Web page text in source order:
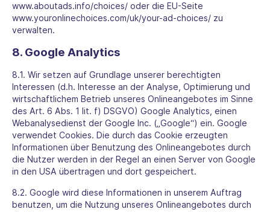
www.aboutads.info/choices/ oder die EU-Seite
www.youronlinechoices.com/uk/your-ad-choices/ zu
verwalten.
8. Google Analytics
8.1. Wir setzen auf Grundlage unserer berechtigten
Interessen (d.h. Interesse an der Analyse, Optimierung und
wirtschaftlichem Betrieb unseres Onlineangebotes im Sinne
des Art. 6 Abs. 1 lit. f) DSGVO) Google Analytics, einen
Webanalysedienst der Google Inc. („Google“) ein. Google
verwendet Cookies. Die durch das Cookie erzeugten
Informationen über Benutzung des Onlineangebotes durch
die Nutzer werden in der Regel an einen Server von Google
in den USA übertragen und dort gespeichert.
8.2. Google wird diese Informationen in unserem Auftrag
benutzen, um die Nutzung unseres Onlineangebotes durch